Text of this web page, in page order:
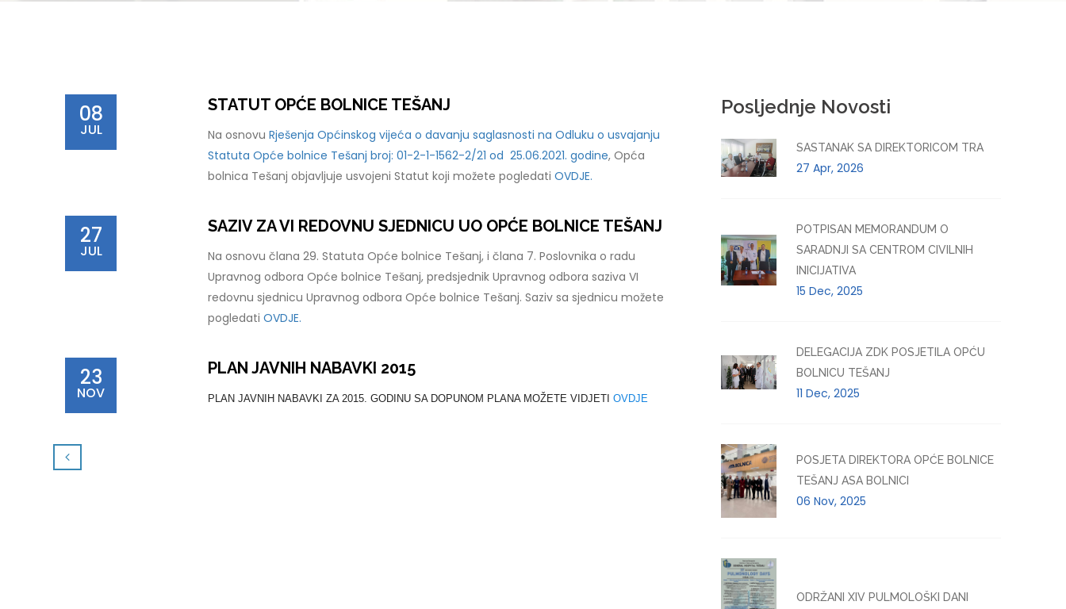
08
JUL
STATUT OPĆE BOLNICE TEŠANJ
Na osnovu Rješenja Općinskog vijeća o davanju saglasnosti na Odluku o usvajanju
Statuta Opće bolnice Tešanj broj: 01-2-1-1562-2/21 od 25.06.2021. godine, Opća
bolnica Tešanj objavljuje usvojeni Statut koji možete pogledati OVDJE.
27
JUL
SAZIV ZA VI REDOVNU SJEDNICU UO OPĆE BOLNICE TEŠANJ
Na osnovu člana 29. Statuta Opće bolnice Tešanj, i člana 7. Poslovnika o radu
Upravnog odbora Opće bolnice Tešanj, predsjednik Upravnog odbora saziva VI
redovnu sjednicu Upravnog odbora Opće bolnice Tešanj. Saziv sa sjednicu možete
pogledati OVDJE.
23
NOV
PLAN JAVNIH NABAVKI 2015
PLAN JAVNIH NABAVKI ZA 2015. GODINU SA DOPUNOM PLANA MOŽETE VIDJETI OVDJE
Posljednje Novosti
SASTANAK SA DIREKTORICOM TRA
27 Apr, 2026
POTPISAN MEMORANDUM O
SARADNJI SA CENTROM CIVILNIH
INICIJATIVA
15 Dec, 2025
DELEGACIJA ZDK POSJETILA OPĆU
BOLNICU TEŠANJ
11 Dec, 2025
POSJETA DIREKTORA OPĆE BOLNICE
TEŠANJ ASA BOLNICI
06 Nov, 2025
ODRŽANI XIV PULMOLOŠKI DANI